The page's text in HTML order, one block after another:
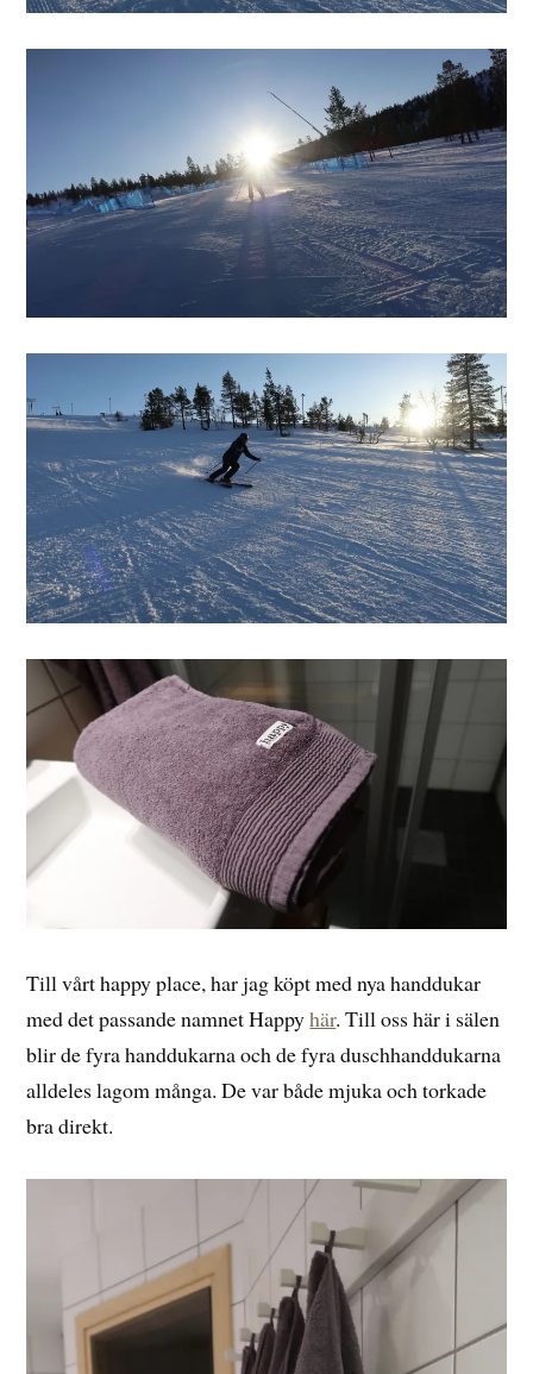
Till vårt happy place, har jag köpt med nya handdukar
med det passande namnet Happyhär. Till oss här i sälen
blir de fyra handdukarna och de fyra duschhanddukarna
alldeles lagom många. De var både mjuka och torkade
bra direkt.